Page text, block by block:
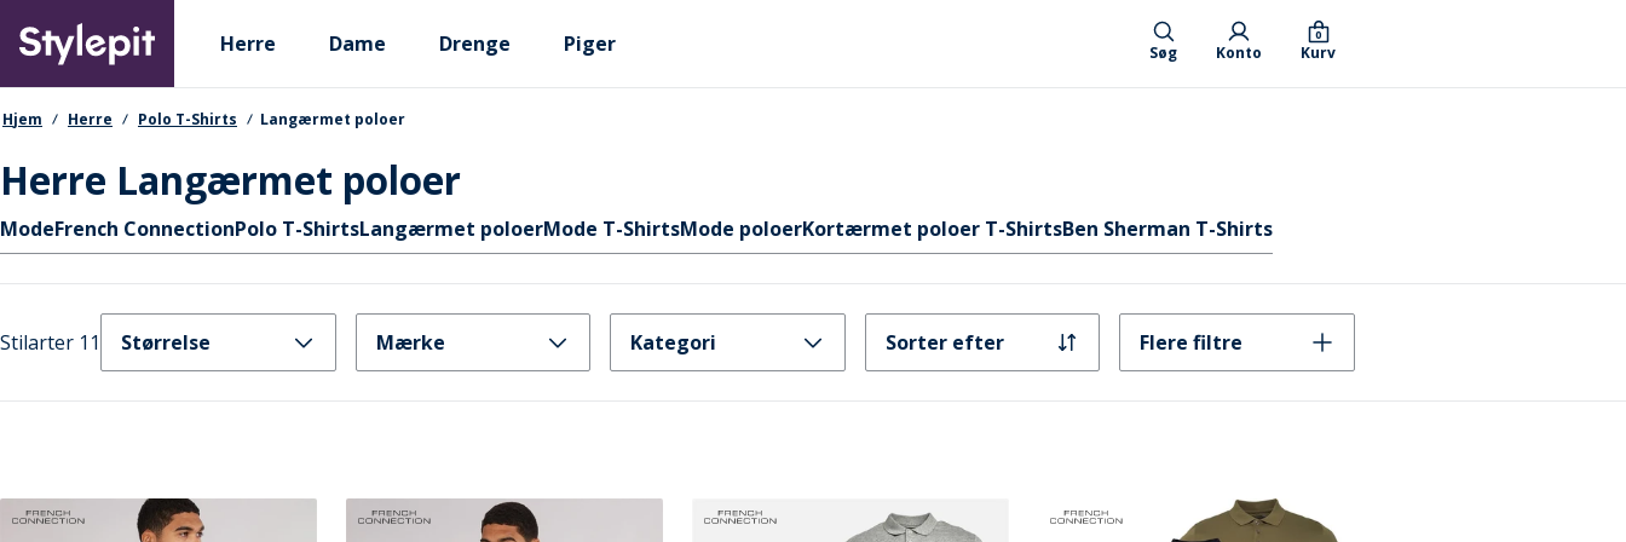
main
content
Primary departments
Herre Dame Drenge Piger Søg Konto Kurv
0
navigationssti
Hjem Herre Polo T-Shirts Langærmet poloer
Herre Langærmet poloer
Hurtige links
ModeFrench ConnectionPolo T-ShirtsLangærmet poloerMode T-ShirtsMode poloerKortærmet poloer T-ShirtsBen Sherman T-Shirts
Stilarter 11 Størrelse Mærke Kategori Sorter efter Flere filtre